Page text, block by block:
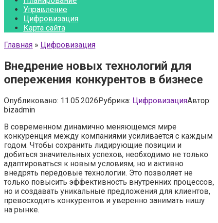
Управление
Цифровизация
Карта сайта
Главная » Цифровизация
Внедрение новых технологий для
опережения конкурентов в бизнесе
Опубликовано: 11.05.2026Рубрика: ЦифровизацияАвтор:
bizadmin
В современном динамично меняющемся мире
конкуренция между компаниями усиливается с каждым
годом. Чтобы сохранить лидирующие позиции и
добиться значительных успехов, необходимо не только
адаптироваться к новым условиям, но и активно
внедрять передовые технологии. Это позволяет не
только повысить эффективность внутренних процессов,
но и создавать уникальные предложения для клиентов,
превосходить конкурентов и уверенно занимать нишу
на рынке.